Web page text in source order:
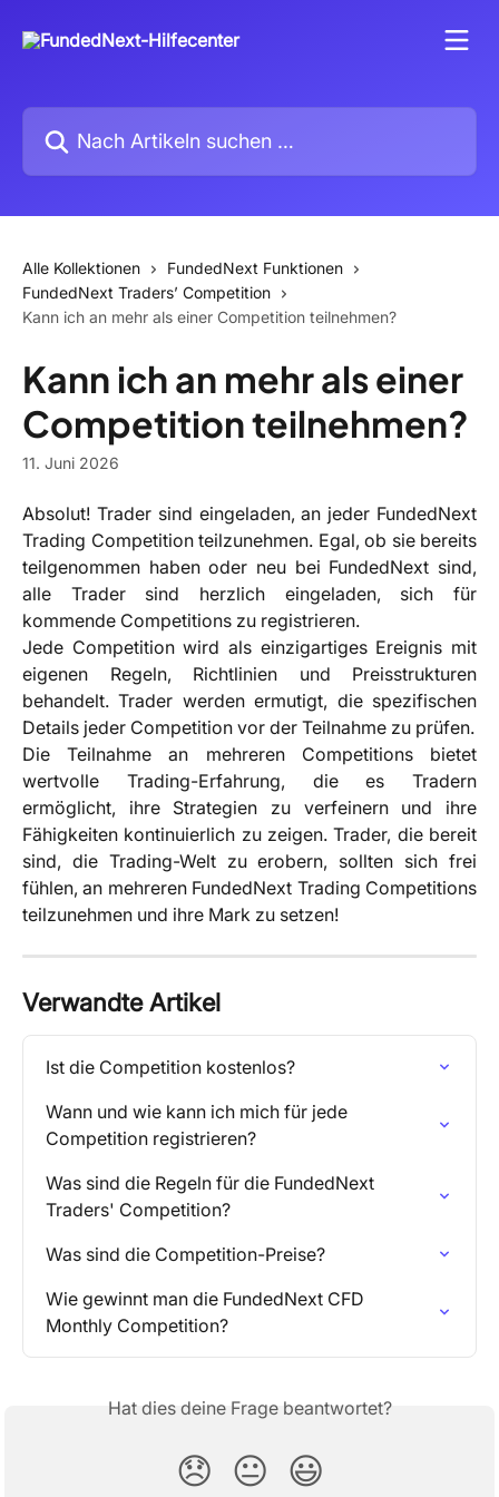
Nach Artikeln suchen …
Alle Kollektionen
FundedNext Funktionen
FundedNext Traders’ Competition
Kann ich an mehr als einer Competition teilnehmen?
Kann ich an mehr als einer
Competition teilnehmen?
11. Juni 2026
Absolut! Trader sind eingeladen, an jeder FundedNext
Trading Competition teilzunehmen. Egal, ob sie bereits
teilgenommen haben oder neu bei FundedNext sind,
alle Trader sind herzlich eingeladen, sich für
kommende Competitions zu registrieren.
Jede Competition wird als einzigartiges Ereignis mit
eigenen Regeln, Richtlinien und Preisstrukturen
behandelt. Trader werden ermutigt, die spezifischen
Details jeder Competition vor der Teilnahme zu prüfen.
Die Teilnahme an mehreren Competitions bietet
wertvolle Trading-Erfahrung, die es Tradern
ermöglicht, ihre Strategien zu verfeinern und ihre
Fähigkeiten kontinuierlich zu zeigen. Trader, die bereit
sind, die Trading-Welt zu erobern, sollten sich frei
fühlen, an mehreren FundedNext Trading Competitions
teilzunehmen und ihre Mark zu setzen!
Verwandte Artikel
Ist die Competition kostenlos?
Wann und wie kann ich mich für jede
Competition registrieren?
Was sind die Regeln für die FundedNext
Traders' Competition?
Was sind die Competition-Preise?
Wie gewinnt man die FundedNext CFD
Monthly Competition?
Hat dies deine Frage beantwortet?
😞 😐 😃